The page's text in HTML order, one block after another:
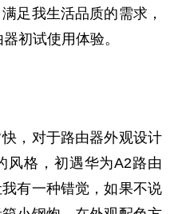
足我生活品质的需求，
初试使用体验。
，对于路由器外观设计
风格，初遇华为A2路由
有一种错觉，如果不说